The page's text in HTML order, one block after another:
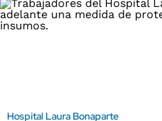
Hospital Laura Bonaparte